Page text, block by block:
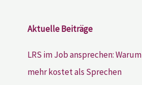
Aktuelle Beiträge
LRS im Job ansprechen:
mehr kostet als Sprechen